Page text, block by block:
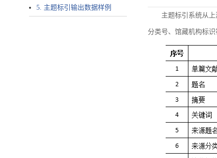
5. 主题标引输出数据样例
主题标引系统从
分类号、馆藏机构标